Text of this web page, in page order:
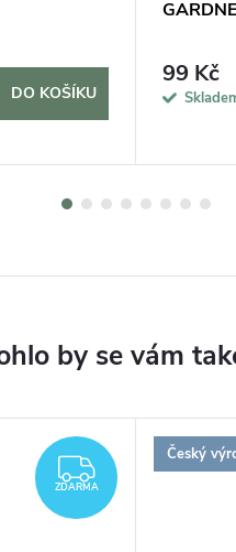
DO KOŠÍKU
99 Kč
ZDARMA
ZDARMA
Český